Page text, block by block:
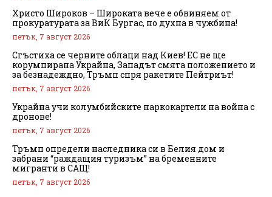
Христо Широков – Широката вече е обвиняем от
прокуратурата за ВиК Бургас, но духна в чужбина!
петък, 7 август 2026
Сгъстиха се черните облаци над Киев! ЕС не ще
корумпирана Украйна, Западът смята положението и
за безнадеждно, Тръмп спря ракетите Пейтриът!
петък, 7 август 2026
Украйна учи колумбийските наркокартели на война с
дронове!
петък, 7 август 2026
Тръмп определи наследника си в Белия дом и
забрани “раждащия туризъм” на бременните
мигранти в САЩ!
петък, 7 август 2026